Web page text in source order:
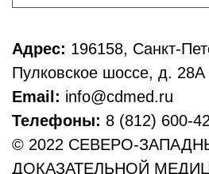
Адрес: 196158, Санкт-
Пулковское шоссе, д. 28А
Email: info@cdmed.ru
Телефоны: 8 (812) 600-
© 2022 СЕВЕРО-
ДОКАЗАТЕЛЬНОЙ